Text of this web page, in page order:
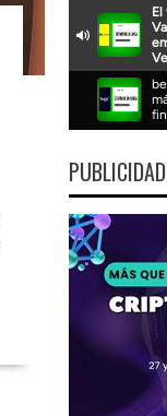
PUBLICIDAD